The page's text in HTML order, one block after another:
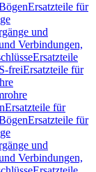
Ersatzteile für
und
Verbindungen,
Ersatzteile
freiErsatzteile für
Ersatzteile für
Ersatzteile für
und
Verbindungen,